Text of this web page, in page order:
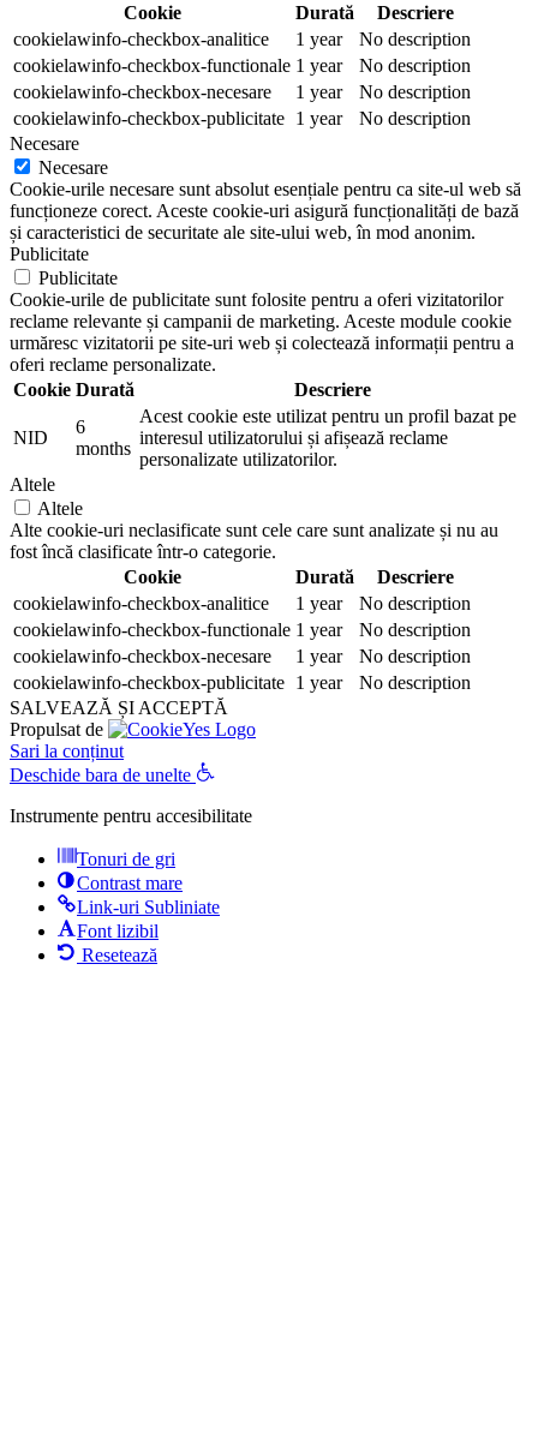
Cookie
Durată
Descriere
cookielawinfo-checkbox-analitice
1 year
No description
cookielawinfo-checkbox-functionale 1 year
No description
cookielawinfo-checkbox-necesare
1 year
No description
cookielawinfo-checkbox-publicitate 1 year
No description
Necesare
Necesare
Cookie-urile necesare sunt absolut esențiale pentru ca site-ul web să
funcționeze corect. Aceste cookie-uri asigură funcționalități de bază
și caracteristici de securitate ale site-ului web, în mod anonim.
Publicitate
Publicitate
Cookie-urile de publicitate sunt folosite pentru a oferi vizitatorilor
reclame relevante și campanii de marketing. Aceste module cookie
urmăresc vizitatorii pe site-uri web și colectează informații pentru a
oferi reclame personalizate.
Cookie Durată Descriere
NID
6
months
Acest cookie este utilizat pentru un profil bazat pe
interesul utilizatorului și afișează reclame
personalizate utilizatorilor.
Altele
Altele
Alte cookie-uri neclasificate sunt cele care sunt analizate și nu au
fost încă clasificate într-o categorie.
Cookie
Durată
Descriere
cookielawinfo-checkbox-analitice
1 year
No description
cookielawinfo-checkbox-functionale 1 year
No description
cookielawinfo-checkbox-necesare
1 year
No description
cookielawinfo-checkbox-publicitate 1 year
No description
SALVEAZĂ ȘI ACCEPTĂ
Propulsat de
Sari la conținut
Deschide bara de unelte
Instrumente pentru accesibilitate
Tonuri de gri
Contrast mare
Link-uri Subliniate
Font lizibil
Resetează